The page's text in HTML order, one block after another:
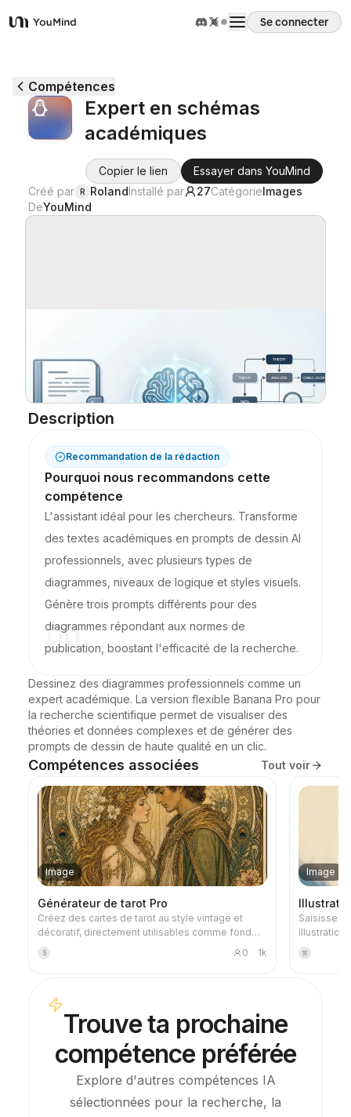
YouMind
Se connecter
Cas d'usage
Compétences
Invites
Mises à jour
Compétences
Expert en schémas
académiques
Copier le lien
Essayer dans YouMind
Créé par R RolandInstallé par 27CatégorieImages
DeYouMind
Description
Recommandation de la rédaction
Pourquoi nous recommandons cette
compétence
L'assistant idéal pour les chercheurs. Transforme
des textes académiques en prompts de dessin AI
professionnels, avec plusieurs types de
diagrammes, niveaux de logique et styles visuels.
Génère trois prompts différents pour des
diagrammes répondant aux normes de
publication, boostant l'efficacité de la recherche.
Dessinez des diagrammes professionnels comme un
expert académique. La version flexible Banana Pro pour
la recherche scientifique permet de visualiser des
théories et données complexes et de générer des
prompts de dessin de haute qualité en un clic.
Compétences associées Tout voir
Image
Générateur de tarot Pro
Créez des cartes de tarot au style vintage et
décoratif, directement utilisables comme fond
d'écran de téléphone. Dites-lui le thème que
vous préférez (comme la mythologie nordique,
tarot au style cohérent et aux significations
raffinées. Il prend en charge un jeu complet de
78 cartes, un groupe unique ou une sélection
personnalisée, avec des visuels détaillés et
élégants, sans effet plastique d'IA. Vous pouvez
également le combiner avec les tâches
planifiées de YouMind pour obtenir
automatiquement un tirage de cartes et une
S 0 1k
Image
Saisissez
illustration
au titre :
黄
Trouve ta prochaine
compétence préférée
Explore d'autres compétences IA
sélectionnées pour la recherche, la